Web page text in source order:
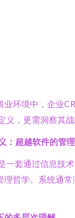
业环境中，企业
义，更需洞察其
：超越软件的管
一套通过信息技
理哲学。系统通